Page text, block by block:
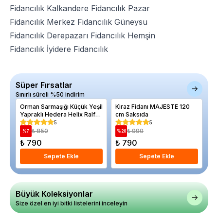
Fidancılık Kalkandere Fidancılık Pazar
Fidancılık Merkez Fidancılık Güneysu
Fidancılık Derepazarı Fidancılık Hemşin
Fidancılık İyidere Fidancılık
Süper Fırsatlar
Sınırlı süreli %50 indirim
Orman Sarmaşığı Küçük Yeşil
Yapraklı Hedera Helix Ralf
80 100 cm BİR ALANA BİR
BEDAVA
5
%7 ₺ 850
₺ 790
Sepete Ekle
Kiraz Fidanı MAJESTE 120
cm Saksıda
5
%20 ₺ 990
₺ 790
Sepete Ekle
Büyük Koleksiyonlar
Size özel en iyi bitki listelerini inceleyin